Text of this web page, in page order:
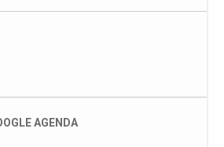
AGENDA